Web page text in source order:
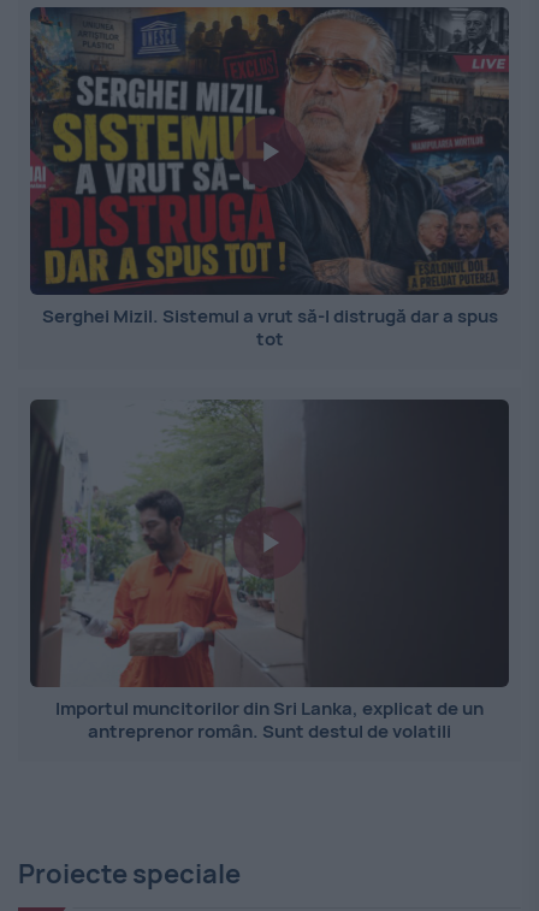
Serghei Mizil. Sistemul a vrut să-l distrugă dar a spus
tot
Importul muncitorilor din Sri Lanka, explicat de un
antreprenor român. Sunt destul de volatili
Proiecte speciale